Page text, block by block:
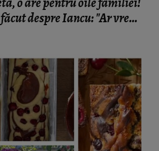
despre Iancu: "Ar vrea